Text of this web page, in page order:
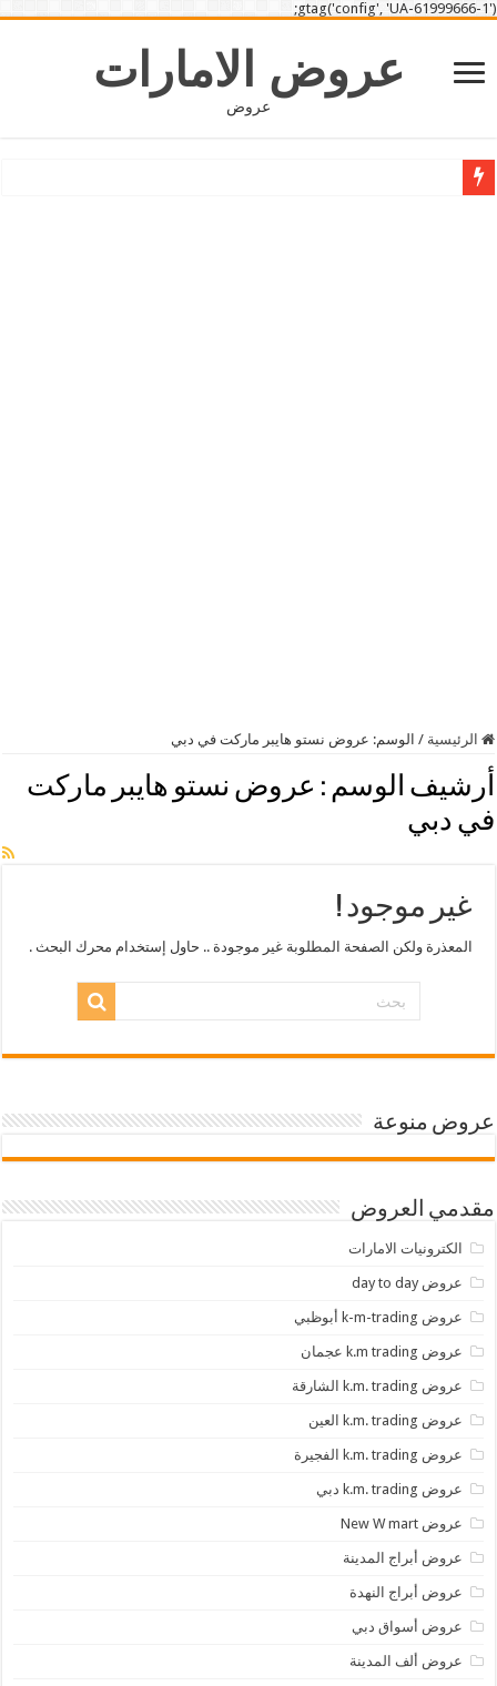
gtag('config', 'UA-61999666-1');
عروض الامارات
عروض
الرئيسية / الوسم: عروض نستو هايبر ماركت في دبي
أرشيف الوسم : عروض نستو هايبر ماركت
في دبي
غير موجود !
المعذرة ولكن الصفحة المطلوبة غير موجودة .. حاول إستخدام محرك البحث .
عروض منوعة
مقدمي العروض
الكترونيات الامارات
عروض day to day
عروض k-m-trading أبوظبي
عروض k.m trading عجمان
عروض k.m. trading الشارقة
عروض k.m. trading العين
عروض k.m. trading الفجيرة
عروض k.m. trading دبي
عروض New W mart
عروض أبراج المدينة
عروض أبراج النهدة
عروض أسواق دبي
عروض ألف المدينة